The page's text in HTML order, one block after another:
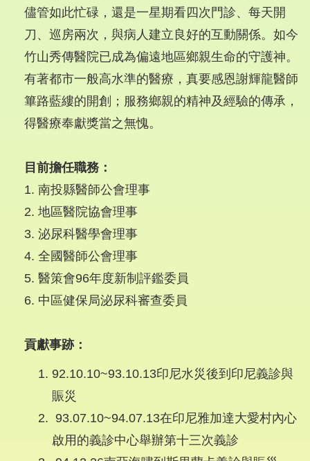
儘管如此忙碌，還是一星期看四次門診、每天開
刀、巡房兩次，與病人建立良好的互動關係。如今
竹山秀傳醫院已成為偏遠地區鄉親生命的守護神。
有著都市一般高水準的醫療，真要感恩謝輝龍醫師
篳路藍縷的開創；服務鄉親的精神及經驗的傳承，
得醫療奉獻獎當之無愧。
目前擔任職務：
1. 南投縣醫師公會理事
2. 地區醫院協會理事
3. 泌尿科醫學會理事
4. 全國醫師公會理事
5. 醫策會96年度新制評鑑委員
6. 中區健保局泌尿科審查委員
貢獻事跡：
92.10.10~93.10.13印尼水災後到印尼義診與
賑災
93.07.10~94.07.13在印尼雅加達大愛村內心
啟用的義診中心舉辦第十三次義診